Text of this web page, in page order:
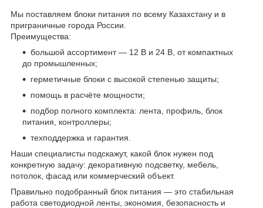
Мы поставляем блоки питания по всему Казахстану и в
приграничные города России.
Преимущества:
большой ассортимент — 12 В и 24 В, от компактных
до промышленных;
герметичные блоки с высокой степенью защиты;
помощь в расчёте мощности;
подбор полного комплекта: лента, профиль, блок
питания, контроллеры;
техподдержка и гарантия.
Наши специалисты подскажут, какой блок нужен под
конкретную задачу: декоративную подсветку, мебель,
потолок, фасад или коммерческий объект.
Правильно подобранный блок питания — это стабильная
работа светодиодной ленты, экономия, безопасность и